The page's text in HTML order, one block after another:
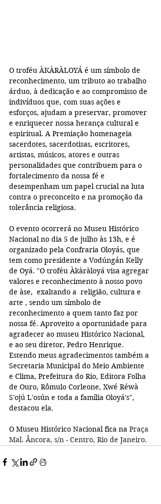
O troféu ÀKÀRÀLOYÁ é um símbolo de
reconhecimento, um tributo ao trabalho
árduo, à dedicação e ao compromisso de
indivíduos que, com suas ações e
esforços, ajudam a preservar, promover
e enriquecer nossa herança cultural e
espiritual. A Premiação homenageia
sacerdotes, sacerdotisas, escritores,
artistas, músicos, atores e outras
personalidades que contribuem para o
fortalecimento da nossa fé e
desempenham um papel crucial na luta
contra o preconceito e na promoção da
tolerância religiosa.
O evento ocorrerá no Museu Histórico
Nacional no dia 5 de julho às 13h, e é
organizado pela Confraria Oloyás, que
tem como presidente a Vodúngán Kelly
de Oyá. "O troféu Àkàràloyá visa agregar
valores e reconhecimento à nosso povo
de àse,  exaltando a  religião, cultura e
arte , sendo um símbolo de
reconhecimento a quem tanto faz por
nossa fé. Aproveito a oportunidade para
agradecer ao museu Histórico Nacional,
e ao seu diretor, Pedro Henrique.
Estendo meus agradecimentos também a
Secretaria Municipal do Meio Ambiente
e Clima, Prefeitura do Rio, Editora Folha
de Ouro, Rômulo Corleone, Xwé Réwà
S'ojú L'osún e toda a família Oloyá's",
destacou ela.
O Museu Histórico Nacional fica na Praça
Mal. Âncora, s/n - Centro, Rio de Janeiro.